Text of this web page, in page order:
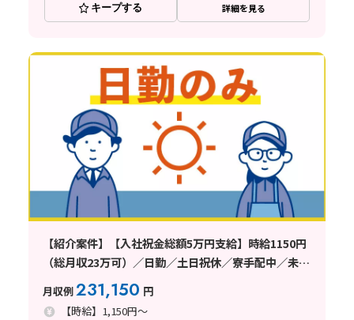
キープする 詳細を見る
【紹介案件】【入社祝金総額5万円支給】時給1150円
（総月収23万可）／日勤／土日祝休／寮手配中／未経
験者歓迎
月収例231,150 円
【時給】1,150円～